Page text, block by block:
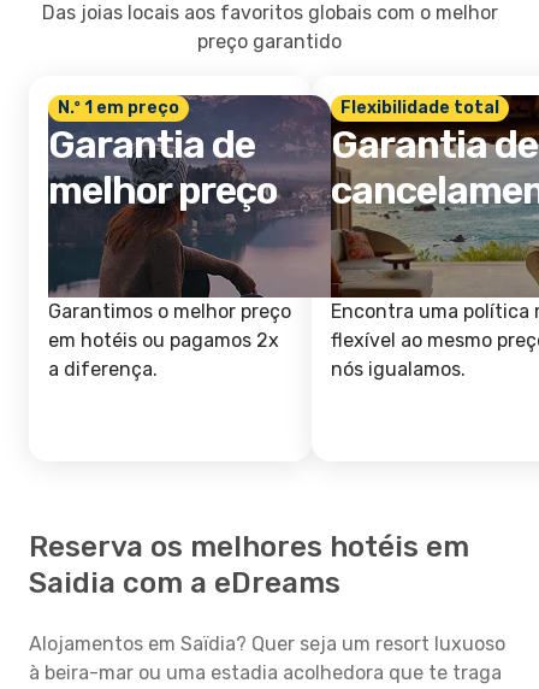
Das joias locais aos favoritos globais com o melhor
preço garantido
N.º 1 em preço
Garantia de
melhor preço
Garantimos o melhor preço
em hotéis ou pagamos 2x
a diferença.
Flexibilidade total
Garantia de
Encontra uma política
flexível ao mesmo
nós igualamos.
Reserva os melhores hotéis em
Saidia com a eDreams
Alojamentos em Saïdia? Quer seja um resort luxuoso
à beira-mar ou uma estadia acolhedora que te traga